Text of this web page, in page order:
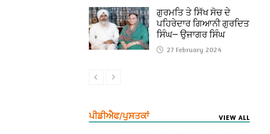
ਗੁਰਮਤਿ ਤੇ ਸਿੱਖ ਸੋਚ ਦੇ
ਪਹਿਰੇਦਾਰ ਗਿਆਨੀ ਗੁਰਦਿਤ
ਸਿੰਘ— ਉਜਾਗਰ ਸਿੰਘ
27 February 2024
ਪੀਡੀਐਫ/ਪੁਸਤਕਾਂ VIEW ALL